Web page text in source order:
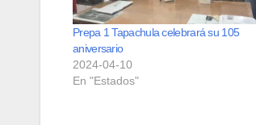
Prepa 1 Tapachula celebrará su 105
aniversario
2024-04-10
En "Estados"